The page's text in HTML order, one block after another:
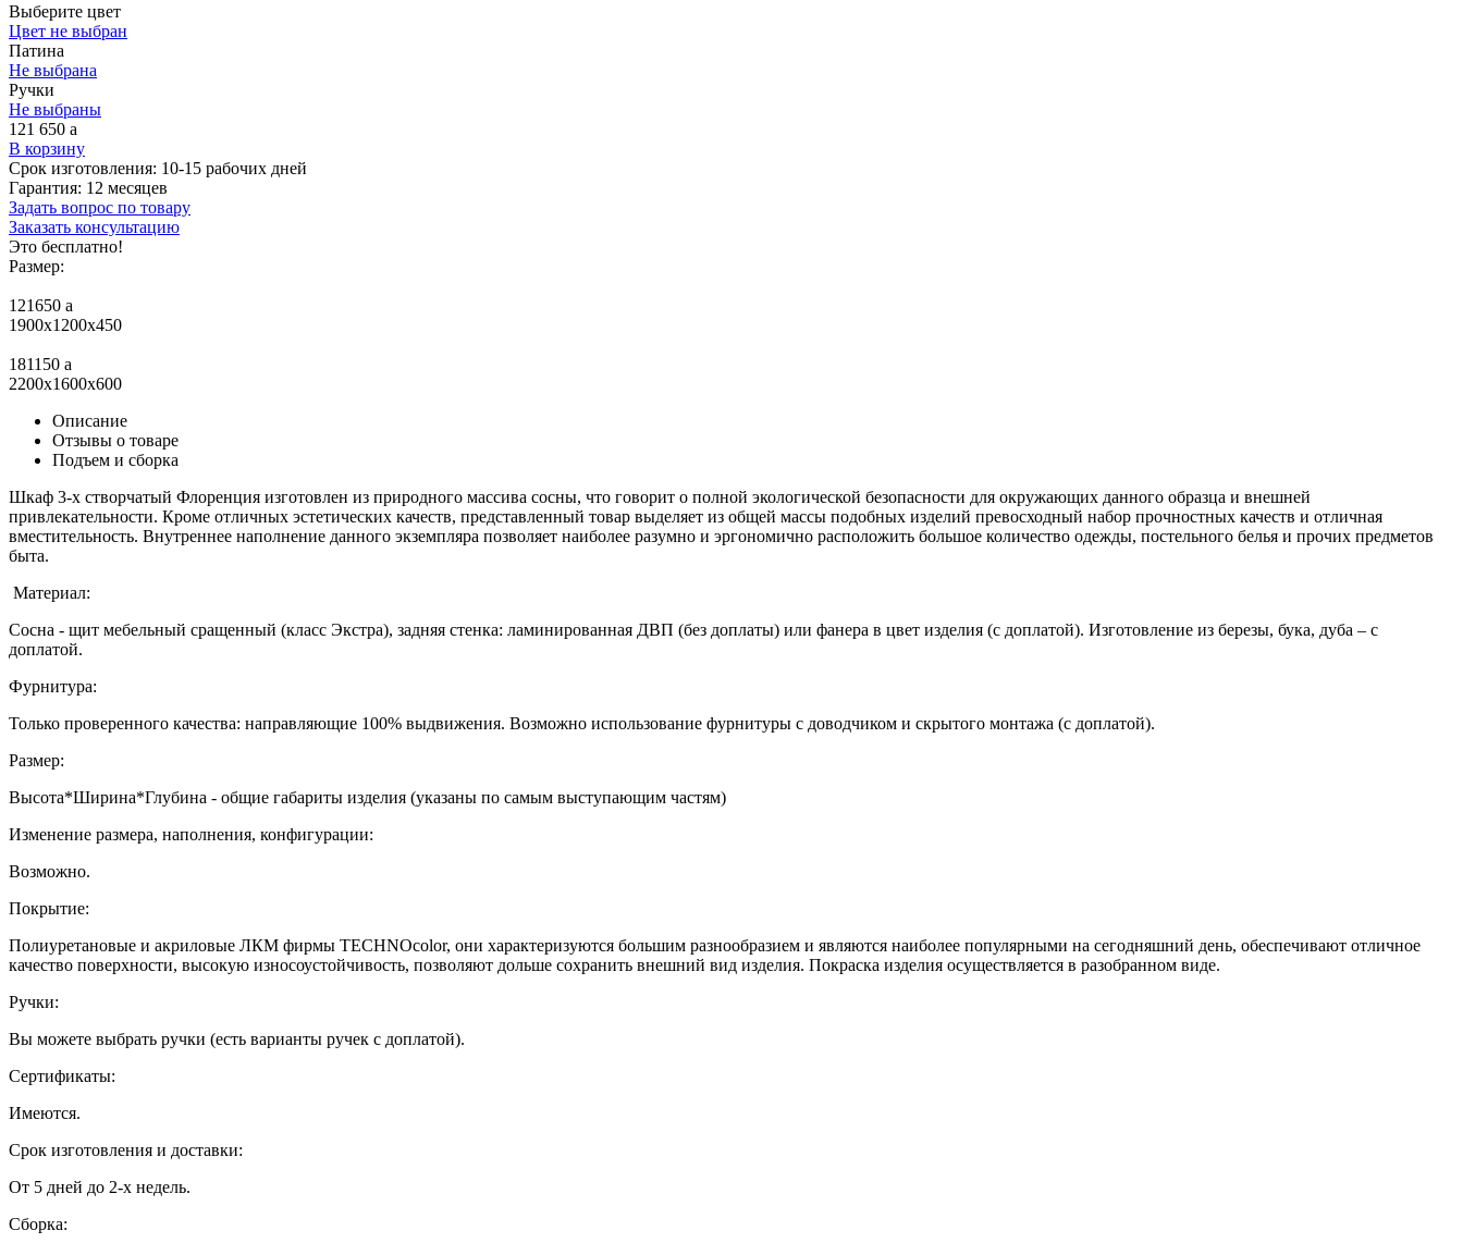
Выберите цвет
Цвет не выбран
Патина
Не выбрана
Ручки
Не выбраны
121 650 a
В корзину
Срок изготовления: 10-15 рабочих дней
Гарантия: 12 месяцев
Задать вопрос по товару
Заказать консультацию
Это бесплатно!
Размер:
121650 a
1900х1200х450
181150 a
2200x1600x600
Описание
Отзывы о товаре
Подъем и сборка
Шкаф 3-х створчатый Флоренция изготовлен из природного массива сосны, что говорит о полной экологической безопасности для окружающих данного образца и внешней
привлекательности. Кроме отличных эстетических качеств, представленный товар выделяет из общей массы подобных изделий превосходный набор прочностных качеств и отличная
вместительность. Внутреннее наполнение данного экземпляра позволяет наиболее разумно и эргономично расположить большое количество одежды, постельного белья и прочих предметов
быта.
Материал:
Сосна - щит мебельный сращенный (класс Экстра), задняя стенка: ламинированная ДВП (без доплаты) или фанера в цвет изделия (с доплатой). Изготовление из березы, бука, дуба – с
доплатой.
Фурнитура:
Только проверенного качества: направляющие 100% выдвижения. Возможно использование фурнитуры с доводчиком и скрытого монтажа (с доплатой).
Размер:
Высота*Ширина*Глубина - общие габариты изделия (указаны по самым выступающим частям)
Изменение размера, наполнения, конфигурации:
Возможно.
Покрытие:
Полиуретановые и акриловые ЛКМ фирмы TECHNOcolor, они характеризуются большим разнообразием и являются наиболее популярными на сегодняшний день, обеспечивают отличное
качество поверхности, высокую износоустойчивость, позволяют дольше сохранить внешний вид изделия. Покраска изделия осуществляется в разобранном виде.
Ручки:
Вы можете выбрать ручки (есть варианты ручек с доплатой).
Сертификаты:
Имеются.
Срок изготовления и доставки:
От 5 дней до 2-х недель.
Сборка: